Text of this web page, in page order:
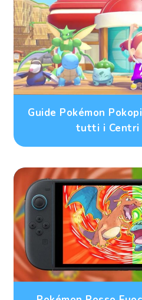
Guide Pokémon
tutti i Centri